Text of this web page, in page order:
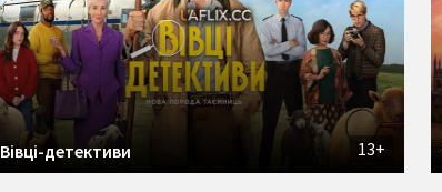
13+
Вівці-детективи